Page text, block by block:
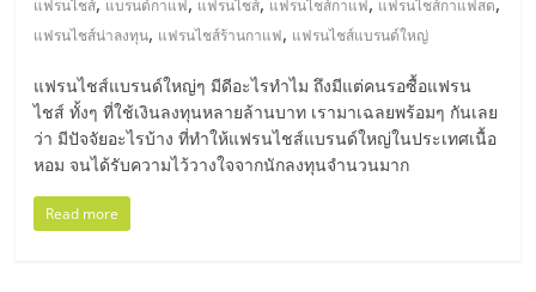
ไทย,
SMEs,
แฟ
แฟรนไชส์ แบรนด์กาแฟ แฟรนไชส์ แฟรนไชส์กาแฟ แฟรนไชส์กาแฟสด
แฟรนไชส์น่าลงทุน, แฟรนไชส์ร้านกาแฟ, แฟรนไชส์แบรนด์ใหญ่
แฟรนไชส์แบรนด์ใหญ่ๆ มีดีอะไรทำไม ถึงมีแต่คนรอซื้อแฟรน
ไชส์ ทั้งๆ ที่ใช้เงินลงทุนหลายล้านบาท เรามาเฉลยพร้อมๆ กันเลย
ว่า มีปัจจัยอะไรบ้าง ที่ทำให้แฟรนไชส์แบรนด์ใหญ่ในประเทศเนื้อ
หอม จนได้รับความไว้วางใจจากนักลงทุนจำนวนมาก
Read more